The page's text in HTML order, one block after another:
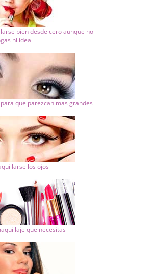
bien desde cero aunque no
ni idea
que parezcan mas grandes
los ojos
que necesitas